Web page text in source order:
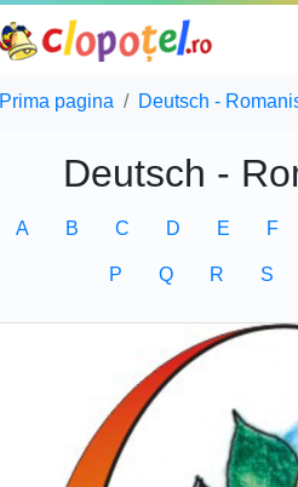
Prima pagina Deutsch -
Deutsch -
A B C D E F
P Q R S